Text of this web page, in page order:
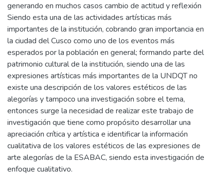
generando en muchos casos cambio de actitud y reflexión
Siendo esta una de las actividades artísticas más
importantes de la institución, cobrando gran importancia en
la ciudad del Cusco como uno de los eventos más
esperados por la población en general; formando parte del
patrimonio cultural de la institución, siendo una de las
expresiones artísticas más importantes de la UNDQT no
existe una descripción de los valores estéticos de las
alegorías y tampoco una investigación sobre el tema,
entonces surge la necesidad de realizar este trabajo de
investigación que tiene como propósito desarrollar una
apreciación crítica y artística e identificar la información
cualitativa de los valores estéticos de las expresiones de
arte alegorías de la ESABAC, siendo esta investigación de
enfoque cualitativo.